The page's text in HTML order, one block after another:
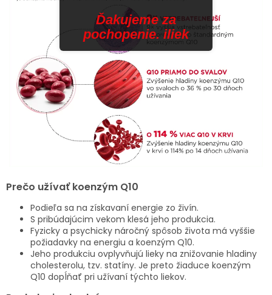
Prečo užívať koenzým Q10
Podieľa sa na získavaní energie zo živín.
S pribúdajúcim vekom klesá jeho produkcia.
Fyzicky a psychicky náročný spôsob života má vyššie
požiadavky na energiu a koenzým Q10.
Jeho produkciu ovplyvňujú lieky na znižovanie hladiny
cholesterolu, tzv. statíny. Je preto žiaduce koenzým
Q10 dopĺňať pri užívaní týchto liekov.
Ďakujeme za
pochopenie. iliek